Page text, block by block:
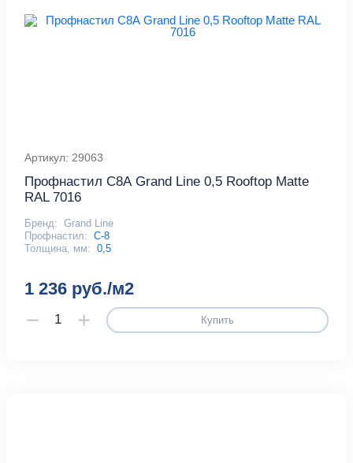
Артикул: 29063
Профнастил С8А Grand Line 0,5 Rooftop Matte
RAL 7016
Бренд: Grand Line
Профнастил: С-8
Толщина, мм: 0,5
1 236 руб./м2
Купить